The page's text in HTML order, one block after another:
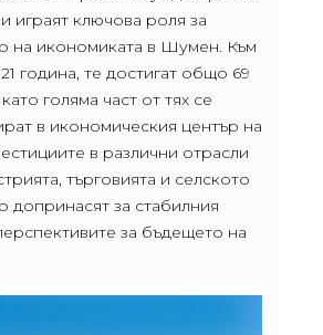
играят ключова роля за
на икономиката в Шумен. Към
година, те достигат общо 69
голяма част от тях се
в икономическия център на
в различни отрасли
търговията и селското
допринасят за стабилния
за бъдещето на